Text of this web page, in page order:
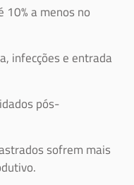
10% a menos no
infecções e entrada
pós-
sofrem mais